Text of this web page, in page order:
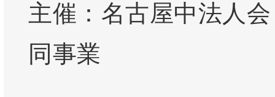
主催：名古屋中法人
同事業